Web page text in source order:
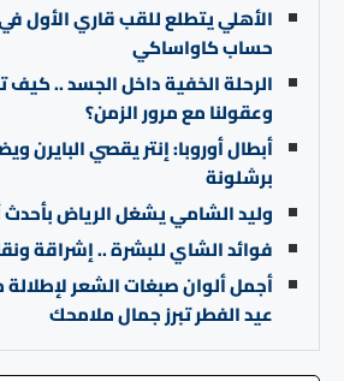
الأهلي يتطلع للقب قاري الأول
حساب كاواساكي
الرحلة الخفية داخل الجسد .. كيف
وعقولنا مع مرور الزمن؟
أبطال أوروبا: إنتر يقصي البايرن
برشلونة
وليد الشامي يشغل الرياض بأحدث
فوائد الشاي للبشرة .. إشراقة
أجمل ألوان صبغات الشعر
عيد الفطر تبرز جمال ملامحك